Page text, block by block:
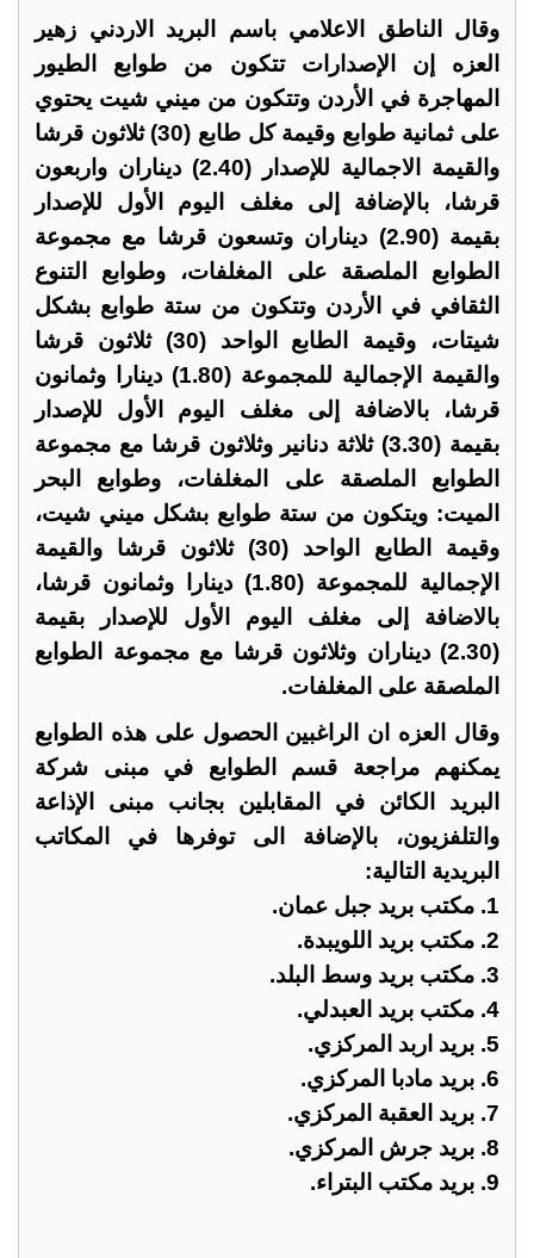
وقال الناطق الاعلامي باسم البريد الاردني زهير
العزه إن الإصدارات تتكون من طوابع الطيور
المهاجرة في الأردن وتتكون من ميني شيت يحتوي
على ثمانية طوابع وقيمة كل طابع (30) ثلاثون قرشا
والقيمة الاجمالية للإصدار (2.40) ديناران واربعون
قرشا، بالإضافة إلى مغلف اليوم الأول للإصدار
بقيمة (2.90) ديناران وتسعون قرشا مع مجموعة
الطوابع الملصقة على المغلفات، وطوابع التنوع
الثقافي في الأردن وتتكون من ستة طوابع بشكل
شيتات، وقيمة الطابع الواحد (30) ثلاثون قرشا
والقيمة الإجمالية للمجموعة (1.80) دينارا وثمانون
قرشا، بالاضافة إلى مغلف اليوم الأول للإصدار
بقيمة (3.30) ثلاثة دنانير وثلاثون قرشا مع مجموعة
الطوابع الملصقة على المغلفات، وطوابع البحر
الميت: ويتكون من ستة طوابع بشكل ميني شيت،
وقيمة الطابع الواحد (30) ثلاثون قرشا والقيمة
الإجمالية للمجموعة (1.80) دينارا وثمانون قرشا،
بالاضافة إلى مغلف اليوم الأول للإصدار بقيمة
(2.30) ديناران وثلاثون قرشا مع مجموعة الطوابع
الملصقة على المغلفات.
وقال العزه ان الراغبين الحصول على هذه الطوابع
يمكنهم مراجعة قسم الطوابع في مبنى شركة
البريد الكائن في المقابلين بجانب مبنى الإذاعة
والتلفزيون، بالإضافة الى توفرها في المكاتب
البريدية التالية:
1. مكتب بريد جبل عمان.
2. مكتب بريد اللويبدة.
3. مكتب بريد وسط البلد.
4. مكتب بريد العبدلي.
5. بريد اربد المركزي.
6. بريد مادبا المركزي.
7. بريد العقبة المركزي.
8. بريد جرش المركزي.
9. بريد مكتب البتراء.